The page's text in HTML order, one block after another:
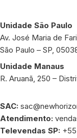
Unidade São Paulo
Av. José Maria de
São Paulo – SP,
Unidade Manaus
R. Aruanã, 250 –
SAC:
Atendimento:
Televendas SP: +55